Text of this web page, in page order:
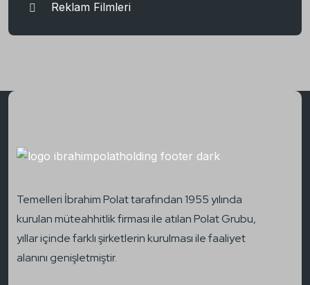
Reklam Filmleri
Temelleri İbrahim Polat tarafından 1955 yılında
kurulan müteahhitlik firması ile atılan Polat Grubu,
yıllar içinde farklı şirketlerin kurulması ile faaliyet
alanını genişletmiştir.